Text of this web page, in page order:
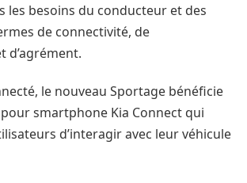
les besoins du conducteur et des
de connectivité, de
d’agrément.
le nouveau Sportage bénéficie
pour smartphone Kia Connect qui
d’interagir avec leur véhicule